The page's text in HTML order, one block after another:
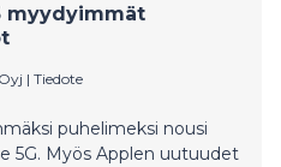
myydyimmät
| Tiedote
puhelimeksi nousi
5G. Myös Applen uutuudet